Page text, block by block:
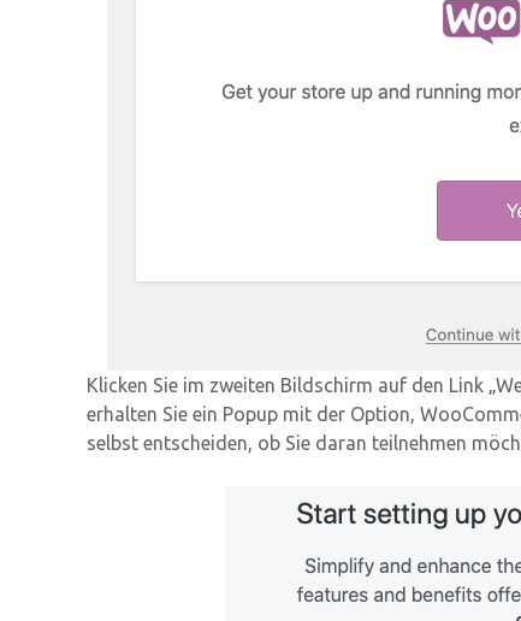
Klicken Sie im zweiten Bildschirm auf den Link
erhalten Sie ein Popup mit der Option,
selbst entscheiden, ob Sie daran teilnehmen